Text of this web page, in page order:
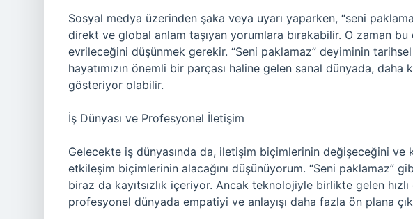
Sosyal medya üzerinden şaka veya uyarı yaparken, “seni
direkt ve global anlam taşıyan yorumlara bırakabilir. O zaman bu
evrileceğini düşünmek gerekir. “Seni paklamaz” deyiminin
hayatımızın önemli bir parçası haline gelen sanal dünyada,
gösteriyor olabilir.
İş Dünyası ve Profesyonel İletişim
Gelecekte iş dünyasında da, iletişim biçimlerinin değişeceğini
etkileşim biçimlerinin alacağını düşünüyorum. “Seni paklamaz”
biraz da kayıtsızlık içeriyor. Ancak teknolojiyle birlikte gelen hızlı
profesyonel dünyada empatiyi ve anlayışı daha fazla ön plana